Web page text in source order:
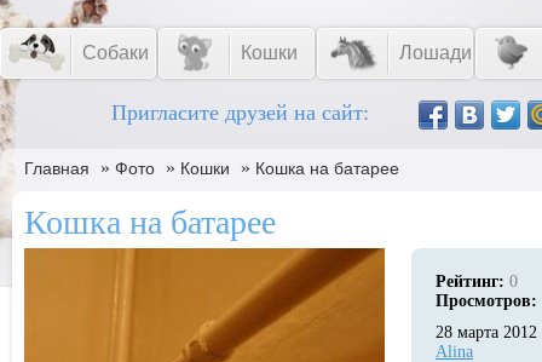
Собаки Кошки Лошади
Пригласите друзей на сайт:
Главная » Фото » Кошки » Кошка на батарее
Кошка на батарее
Рейтинг: 0
Просмотров:
28 марта 2012
Alina